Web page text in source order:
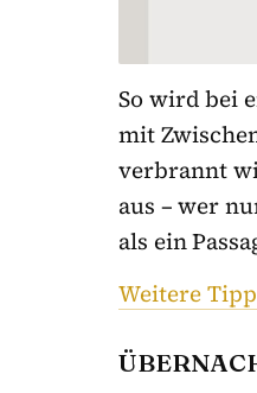
So wird bei
mit
verbrannt
aus – wer
als ein
Weitere